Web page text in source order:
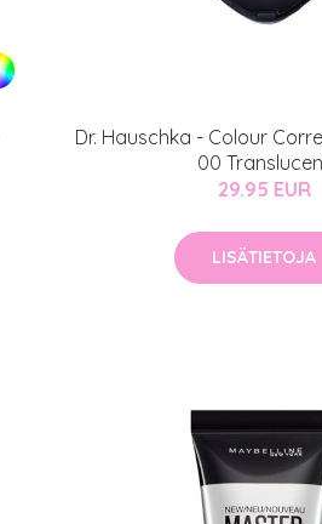
Dr. Hauschka - Colour
00
29.95 EUR
LISÄTIETOJA